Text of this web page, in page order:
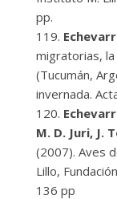
pp.
migratorias, la
(Tucumán,
invernada.
M. D. Juri, J.
(2007). Aves
Lillo,
136 pp